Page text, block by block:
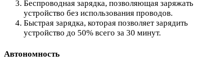
Беспроводная зарядка, позволяющая заряжать
устройство без использования проводов.
Быстрая зарядка, которая позволяет зарядить
устройство до 50% всего за 30 минут.
Автономность